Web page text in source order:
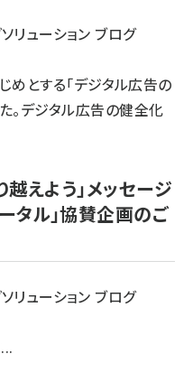
リューション ブログ
めとする「デジタル広告の
。デジタル広告の健全化
越えよう」メッセージ
タル」協賛企画のご
リューション ブログ